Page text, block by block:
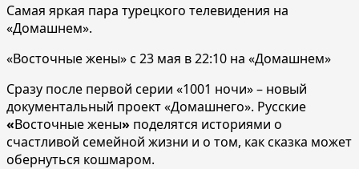
Самая яркая пара турецкого телевидения на
«Домашнем».
«Восточные жены» с 23 мая в 22:10 на «Домашнем»
Сразу после первой серии «1001 ночи» – новый
документальный проект «Домашнего». Русские
«Восточные жены» поделятся историями о
счастливой семейной жизни и о том, как сказка может
обернуться кошмаром.